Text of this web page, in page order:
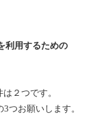
利用するための
２つです。
つお願いします。